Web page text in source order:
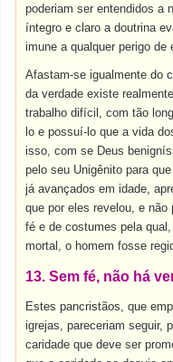
poderiam ser entendidos a
íntegro e claro a doutrina
imune a qualquer perigo de
Afastam-se igualmente do
da verdade existe
trabalho difícil, com tão
lo e possuí-lo que a vida
isso, com se Deus
pelo seu Unigênito para
já avançados em idade,
que por eles revelou, e
fé e de costumes pela
mortal, o homem fosse
13. Sem fé, não há
Estes pancristãos, que
igrejas, pareceriam seguir,
caridade que deve ser